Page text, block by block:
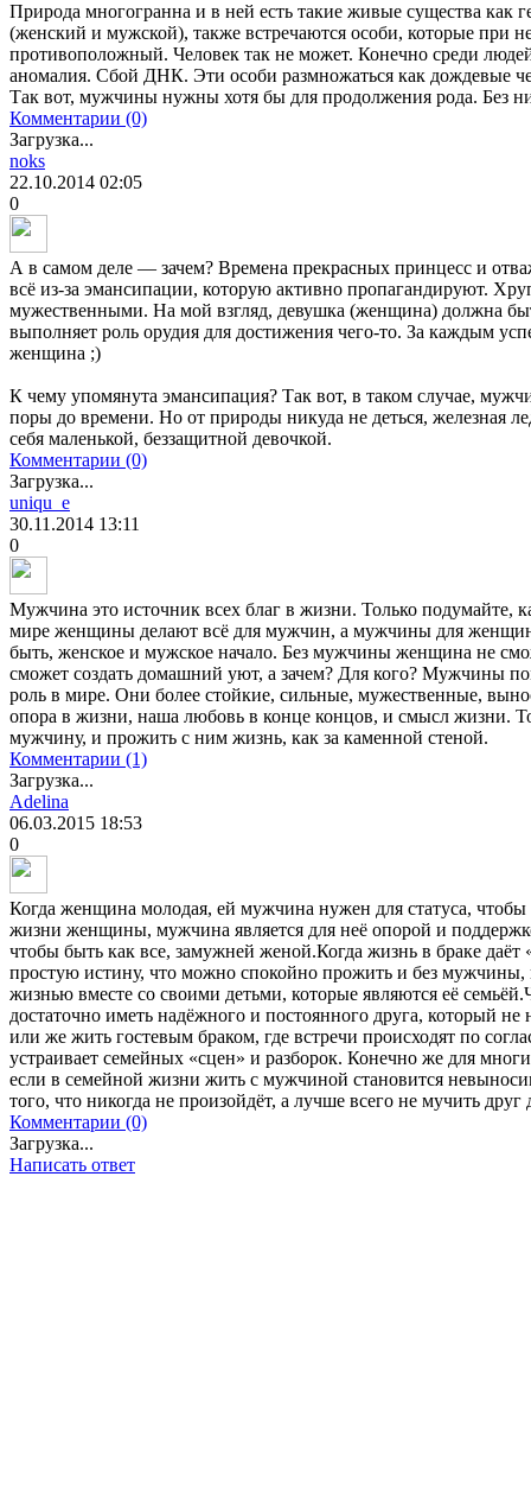
Природа многогранна и в ней есть такие живые существа как
(женский и мужской), также встречаются особи, которые при
противоположный. Человек так не может. Конечно среди
аномалия. Сбой ДНК. Эти особи размножаться как дождевые
Так вот, мужчины нужны хотя бы для продолжения рода. Без
Комментарии (0)
Загрузка...
noks
22.10.2014 02:05
0
А в самом деле — зачем? Времена прекрасных принцесс и
всё из-за эмансипации, которую активно пропагандируют.
мужественными. На мой взгляд, девушка (женщина) должна
выполняет роль орудия для достижения чего-то. За каждым
женщина ;)
К чему упомянута эмансипация? Так вот, в таком случае,
поры до времени. Но от природы никуда не деться, железная
себя маленькой, беззащитной девочкой.
Комментарии (0)
Загрузка...
uniqu_e
30.11.2014 13:11
0
Мужчина это источник всех благ в жизни. Только подумайте,
мире женщины делают всё для мужчин, а мужчины для
быть, женское и мужское начало. Без мужчины женщина не
сможет создать домашний уют, а зачем? Для кого? Мужчины
роль в мире. Они более стойкие, сильные, мужественные,
опора в жизни, наша любовь в конце концов, и смысл жизни.
мужчину, и прожить с ним жизнь, как за каменной стеной.
Комментарии (1)
Загрузка...
Adelina
06.03.2015 18:53
0
Когда женщина молодая, ей мужчина нужен для статуса, чтобы
жизни женщины, мужчина является для неё опорой и
чтобы быть как все, замужней женой.Когда жизнь в браке
простую истину, что можно спокойно прожить и без мужчины,
жизнью вместе со своими детьми, которые являются её
достаточно иметь надёжного и постоянного друга, который
или же жить гостевым браком, где встречи происходят по
устраивает семейных «сцен» и разборок. Конечно же для
если в семейной жизни жить с мужчиной становится
того, что никогда не произойдёт, а лучше всего не мучить
Комментарии (0)
Загрузка...
Написать ответ